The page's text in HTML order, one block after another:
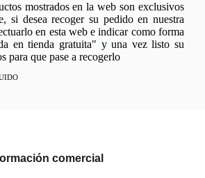
mostrados en la web son exclusivos
si desea recoger su pedido en nuestra
en esta web e indicar como forma
en tienda gratuita" y una vez listo su
para que pase a recogerlo
comercial